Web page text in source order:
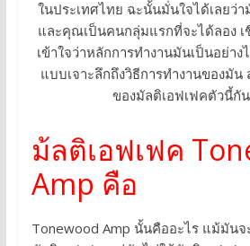
ในประเทศไทย ฉะนั้นมั่นใจได้เลยว่
และคุณเป็นคนกลุ่มแรกที่จะได้ลอง เ
เข้าใจว่าหลักการทำงานมันเป็นอย่าง
แบบเจาะลึกถึงวิธีการทำงานของมัน
ของมัลติเอฟเฟคตัวนี้กัน
ม้ลติเอฟเฟค
Amp คือ
Tonewood Amp นั้นคืออะไร แม้มัน